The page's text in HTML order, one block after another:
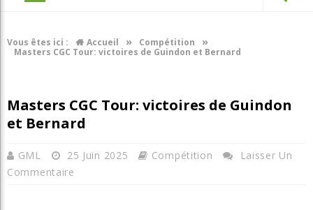
Vous êtes ici : Accueil » Compétition »
Masters CGC Tour: victoires de Guindon et Bernard
Masters CGC Tour: victoires de Guindon
et Bernard
GML 25 Juin 2025 Compétition
Laisser Un
Commentaire